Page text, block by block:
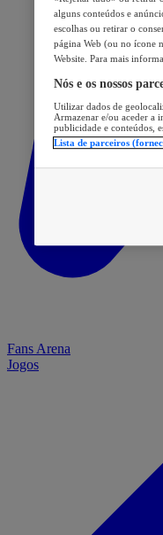
Fans Arena
Jogos
alguns conteúdos e
escolhas ou retirar o
página Web (ou no ícone
Website. Para mais
Nós e os nossos
Utilizar dados de
Armazenar e/ou aceder a
publicidade e conteúdos,
Lista de parceiros